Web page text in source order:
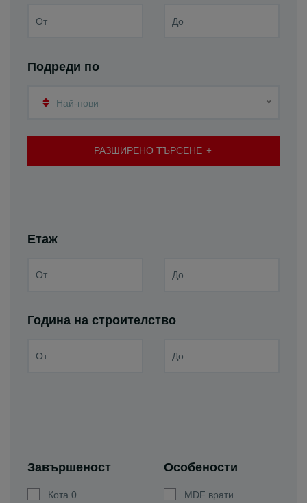
Подреди по
Най-нови
РАЗШИРЕНО ТЪРСЕНЕ
Етаж
Година на строителство
Завършеност
Кота 0
Особености
MDF врати